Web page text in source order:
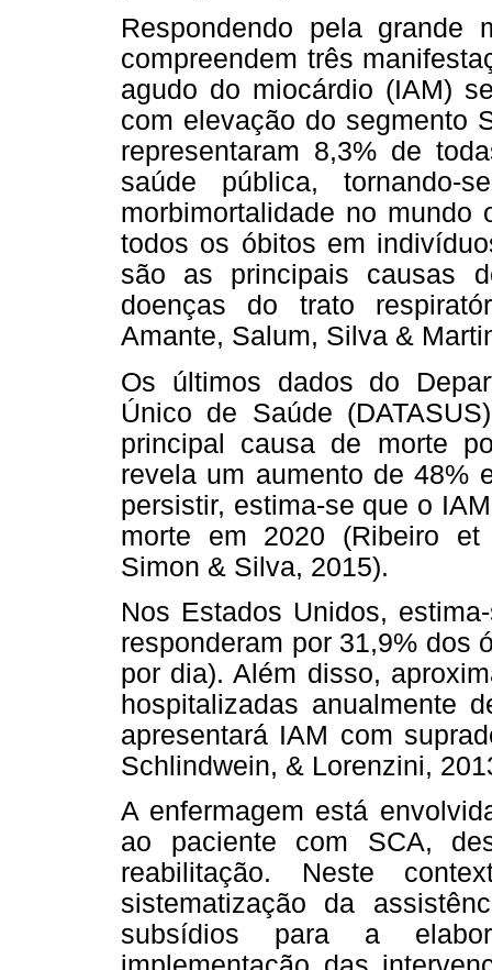
Respondendo pela grande
compreendem três
agudo do miocárdio (IAM)
com elevação do segmento
representaram 8,3% de
saúde pública,
morbimortalidade no
todos os óbitos em
são as principais causas
doenças do trato
Amante, Salum, Silva &
Os últimos dados do
Único de Saúde
principal causa de morte
revela um aumento de 48%
persistir, estima-se que o
morte em 2020 (Ribeiro
Simon & Silva, 2015).
Nos Estados Unidos,
responderam por 31,9% dos
por dia). Além disso,
hospitalizadas anualmente
apresentará IAM com
Schlindwein, & Lorenzini,
A enfermagem está
ao paciente com SCA,
reabilitação. Neste
sistematização da
subsídios para a